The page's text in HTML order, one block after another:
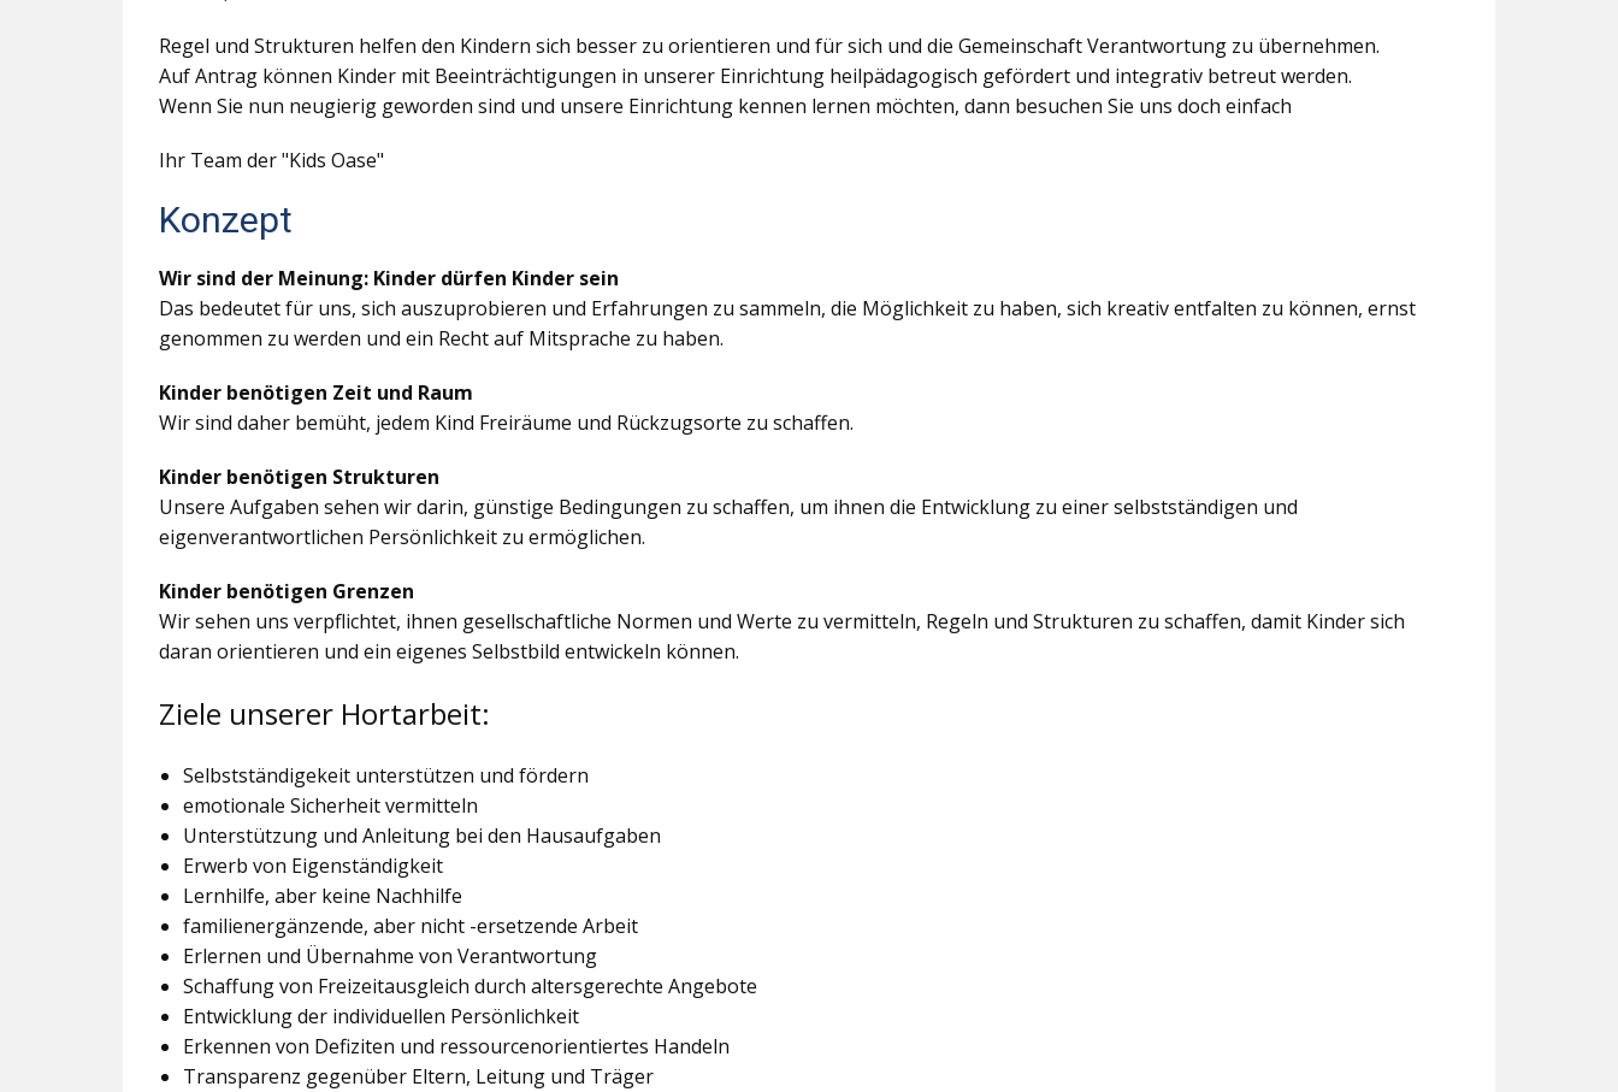
Regel und Strukturen helfen den Kindern sich besser zu orientieren und für sich und die Gemeinschaft Verantwortung zu übernehmen.
Auf Antrag können Kinder mit Beeinträchtigungen in unserer Einrichtung heilpädagogisch gefördert und integrativ betreut werden.
Wenn Sie nun neugierig geworden sind und unsere Einrichtung kennen lernen möchten, dann besuchen Sie uns doch einfach
Ihr Team der "Kids Oase"
Konzept
Wir sind der Meinung: Kinder dürfen Kinder sein
Das bedeutet für uns, sich auszuprobieren und Erfahrungen zu sammeln, die Möglichkeit zu haben, sich kreativ entfalten zu können, ernst
genommen zu werden und ein Recht auf Mitsprache zu haben.
Kinder benötigen Zeit und Raum
Wir sind daher bemüht, jedem Kind Freiräume und Rückzugsorte zu schaffen.
Kinder benötigen Strukturen
Unsere Aufgaben sehen wir darin, günstige Bedingungen zu schaffen, um ihnen die Entwicklung zu einer selbstständigen und
eigenverantwortlichen Persönlichkeit zu ermöglichen.
Kinder benötigen Grenzen
Wir sehen uns verpflichtet, ihnen gesellschaftliche Normen und Werte zu vermitteln, Regeln und Strukturen zu schaffen, damit Kinder sich
daran orientieren und ein eigenes Selbstbild entwickeln können.
Ziele unserer Hortarbeit:
Selbstständigekeit unterstützen und fördern
emotionale Sicherheit vermitteln
Unterstützung und Anleitung bei den Hausaufgaben
Erwerb von Eigenständigkeit
Lernhilfe, aber keine Nachhilfe
familienergänzende, aber nicht -ersetzende Arbeit
Erlernen und Übernahme von Verantwortung
Schaffung von Freizeitausgleich durch altersgerechte Angebote
Entwicklung der individuellen Persönlichkeit
Erkennen von Defiziten und ressourcenorientiertes Handeln
Transparenz gegenüber Eltern, Leitung und Träger